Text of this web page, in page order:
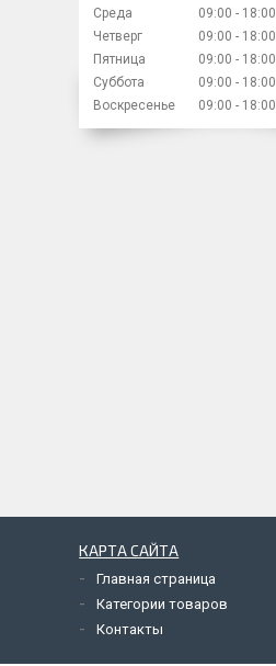
Среда
09:00
18:00
Четверг
09:00
18:00
Пятница
09:00
18:00
Суббота
09:00
18:00
Воскресенье
09:00 18:00
КАРТА САЙТА
Главная страница
Категории товаров
Контакты